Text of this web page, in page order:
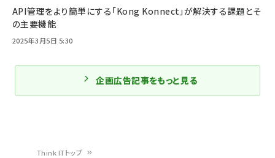
Think ITトップ
API管理をより簡単にする「Kong Konnect」が解決する課題とそ
の主要機能
2025年3月5日 5:30
企画広告記事をもっと見る